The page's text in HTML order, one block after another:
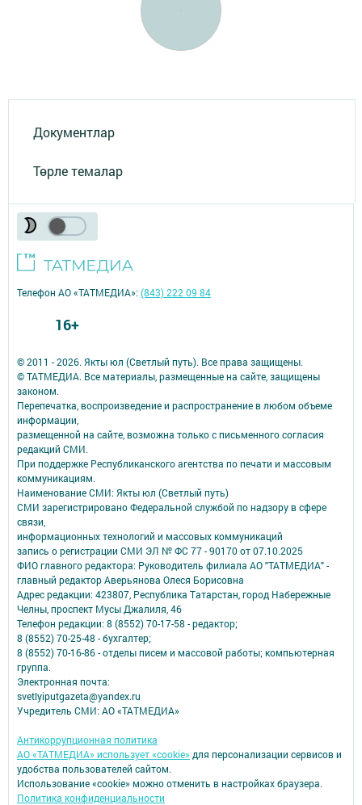
Документлар
Төрле темалар
© 2011 - 2026. Якты юл (Светлый путь). Все права защищены.
© ТАТМЕДИА. Все материалы, размещенные на сайте, защищены
законом.
Перепечатка, воспроизведение и распространение в любом объеме
информации,
размещенной на сайте, возможна только с письменного согласия
редакций СМИ.
При поддержке Республиканского агентства по печати и массовым
коммуникациям.
Наименование СМИ: Якты юл (Светлый путь)
СМИ зарегистрировано Федеральной службой по надзору в сфере
связи,
информационных технологий и массовых коммуникаций
запись о регистрации СМИ ЭЛ № ФС 77 - 90170 от 07.10.2025
ФИО главного редактора: Руководитель филиала АО "ТАТМЕДИА" -
главный редактор Аверьянова Олеся Борисовна
Адрес редакции: 423807, Республика Татарстан, город Набережные
Челны, проспект Мусы Джалиля, 46
Телефон редакции: 8 (8552) 70-17-58 - редактор;
8 (8552) 70-25-48 - бухгалтер;
8 (8552) 70-16-86 - отделы писем и массовой работы; компьютерная
группа.
Электронная почта:
svetlyiputgazeta@yandex.ru
Учредитель СМИ: АО «ТАТМЕДИА»
Антикоррупционная политика
АО «ТАТМЕДИА» использует «cookie»для персонализации сервисов и
удобства пользователей сайтом.
Использование «cookie» можно отменить в настройках браузера.
Политика конфиденциальности
Телефон АО «ТАТМЕДИА»:(843) 222 09 84
16+